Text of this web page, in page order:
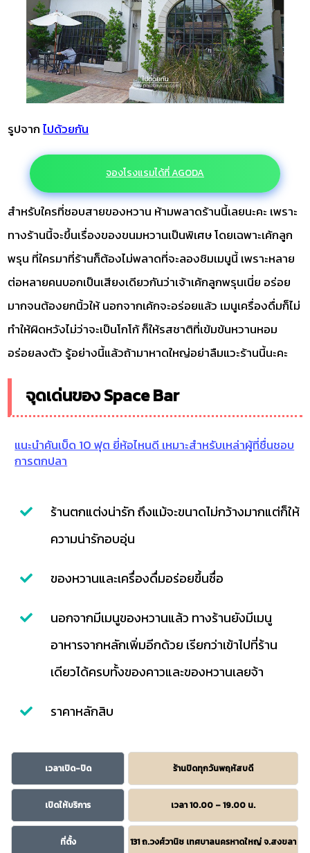
รูปจากไปด้วยกัน
จองโรงแรมได้ที่ AGODA
สำหรับใครที่ชอบสายของหวาน ห้ามพลาดร้านนี้เลยนะคะ เพราะ
ทางร้านนี้จะขึ้นเรื่องของขนมหวานเป็นพิเศษ โดยเฉพาะเค้กลูก
พรุน ที่ใครมาที่ร้านก็ต้องไม่พลาดที่จะลองชิมเมนูนี้ เพราะหลาย
ต่อหลายคนบอกเป็นเสียงเดียวกันว่าเจ้าเค้กลูกพรุนเนี่ย อร่อย
มากจนต้องยกนิ้วให้ นอกจากเค้กจะอร่อยแล้ว เมนูเครื่องดื่มก็ไม่
ทำให้ผิดหวังไม่ว่าจะเป็นโกโก้ ก็ให้รสชาติที่เข้มข้นหวานหอม
อร่อยลงตัว รู้อย่างนี้แล้วถ้ามาหาดใหญ่อย่าลืมแวะร้านนี้นะคะ
จุดเด่นของ Space Bar
แนะนำคันเบ็ด 10 ฟุต ยี่ห้อไหนดี เหมาะสำหรับเหล่าผู้ที่ชื่นชอบ
การตกปลา
ร้านตกแต่งน่ารัก ถึงแม้จะขนาดไม่กว้างมากแต่ก็ให้
ความน่ารักอบอุ่น
ของหวานและเครื่องดื่มอร่อยขึ้นชื่อ
นอกจากมีเมนูของหวานแล้ว ทางร้านยังมีเมนู
อาหารจากหลักเพิ่มอีกด้วย เรียกว่าเข้าไปที่ร้าน
เดียวได้ครบทั้งของคาวและของหวานเลยจ้า
ราคาหลักสิบ
เวลาเปิด-ปิด ร้านปิดทุกวันพฤหัสบดี
เปิดให้บริการ เวลา 10.00 – 19.00 น.
ที่ตั้ง 131 ถ.วงศ์วานิช เทศบาลนครหาดใหญ่ จ.สงขลา